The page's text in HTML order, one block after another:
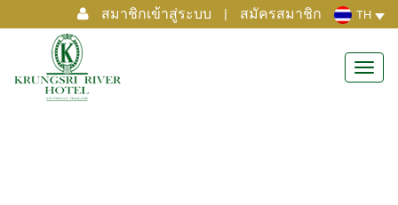
สมาชิกเข้าสู่ระบบ | สมัครสมาชิก TH